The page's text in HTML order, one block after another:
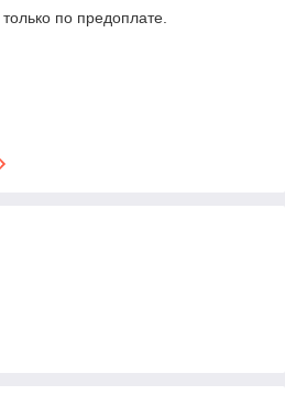
по предоплате.